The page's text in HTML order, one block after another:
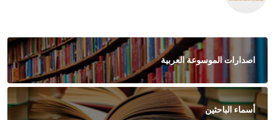
اصدارات الموسوعة العربية
أسماء الباحثين